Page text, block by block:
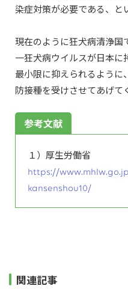
染症対策が必要である、と
現在のように狂犬病清浄国
一狂犬病ウイルスが日本
最小限に抑えられるよう
防接種を受けさせてあげて
参考文献
１）厚生労働省
https://
kansenshou10/
関連記事